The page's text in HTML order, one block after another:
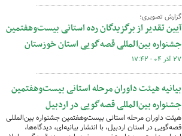
گزارش تصویری؛
آیین تقدیر از برگزیدگان رده استانی بیست‌وهفتمین
جشنواره بین‌المللی قصه‌گویی استان خوزستان
۲۷ آذر ۰۴ - ۱۷:۴۲
بیانیه هیئت داوران مرحله استانی بیست‌وهفتمین
جشنواره بین‌المللی قصه‌گویی در اردبیل
هیئت داوران مرحله استانی بیست‌وهفتمین جشنواره بین‌المللی
قصه‌گویی در استان اردبیل، با انتشار بیانیه‌ای، دیدگاه‌ها،